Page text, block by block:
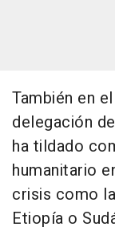
También en
delegación
ha tildado
humanitario
crisis como
Etiopía o